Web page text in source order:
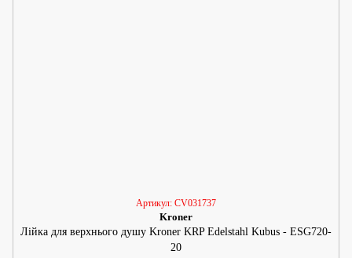
Артикул: CV031737
Kroner
Лійка для верхнього душу Kroner KRP Edelstahl Kubus - ESG720-
20